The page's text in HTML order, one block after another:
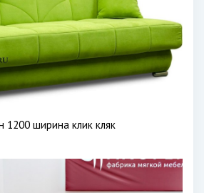
1200 ширина клик кляк